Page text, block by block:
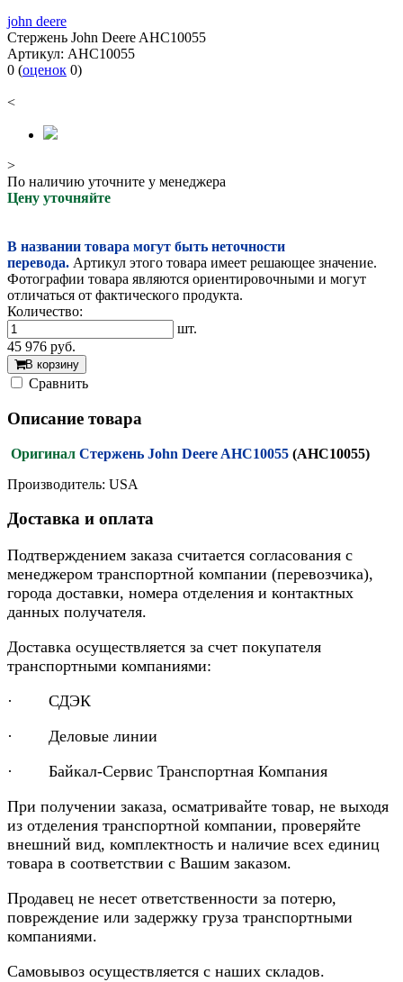
john deere
Стержень John Deere AHC10055
Артикул: AHC10055
0 (оценок 0)
<
>
По наличию уточните у менеджера
Цену уточняйте
В названии товара могут быть неточности
перевода. Артикул этого товара имеет решающее значение.
Фотографии товара являются ориентировочными и могут
отличаться от фактического продукта.
Количество:
шт.
45 976 руб.
В корзину
Cравнить
Описание товара
Оригинал Стержень John Deere AHC10055 (AHC10055)
Производитель: USA
Доставка и оплата
Подтверждением заказа считается согласования с
менеджером транспортной компании (перевозчика),
города доставки, номера отделения и контактных
данных получателя.
Доставка осуществляется за счет покупателя
транспортными компаниями:
· СДЭК
· Деловые линии
· Байкал-Сервис Транспортная Компания
При получении заказа, осматривайте товар, не выходя
из отделения транспортной компании, проверяйте
внешний вид, комплектность и наличие всех единиц
товара в соответствии с Вашим заказом.
Продавец не несет ответственности за потерю,
повреждение или задержку груза транспортными
компаниями.
Самовывоз осуществляется с наших складов.